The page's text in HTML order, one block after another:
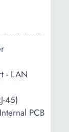
- LAN
45)
PCB